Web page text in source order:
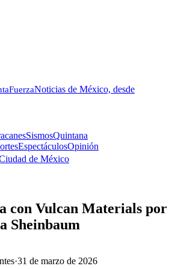
FuerzaNoticias de México, desde
SismosQuintana
EspectáculosOpinión
de México
con Vulcan Materials por
Sheinbaum
·31 de marzo de 2026